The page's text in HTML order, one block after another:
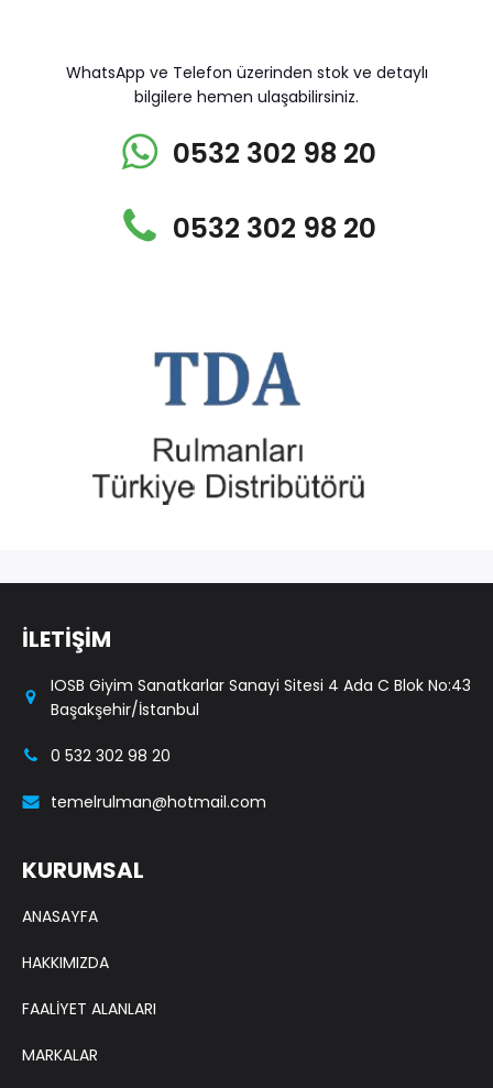
WhatsApp ve Telefon üzerinden stok ve detaylı
bilgilere hemen ulaşabilirsiniz.
0532 302 98 20
0532 302 98 20
İLETİŞİM
IOSB Giyim Sanatkarlar Sanayi Sitesi 4 Ada C Blok No:43
Başakşehir/İstanbul
0 532 302 98 20
temelrulman@hotmail.com
KURUMSAL
ANASAYFA
HAKKIMIZDA
FAALİYET ALANLARI
MARKALAR